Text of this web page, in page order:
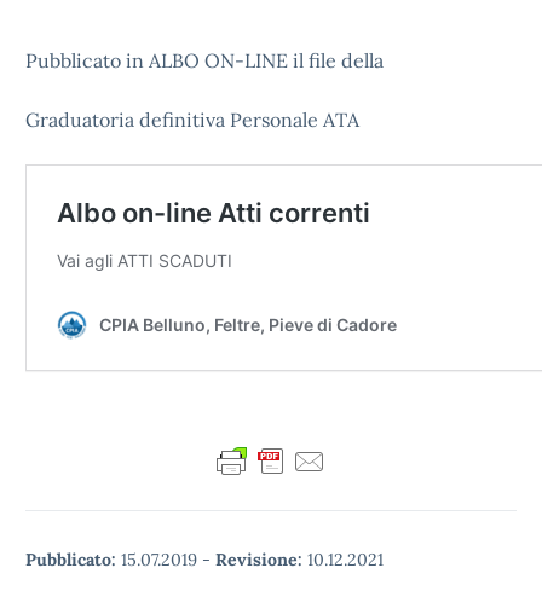
Pubblicato in ALBO ON-LINE il file della
Graduatoria definitiva Personale ATA
Pubblicato: 15.07.2019 - Revisione: 10.12.2021